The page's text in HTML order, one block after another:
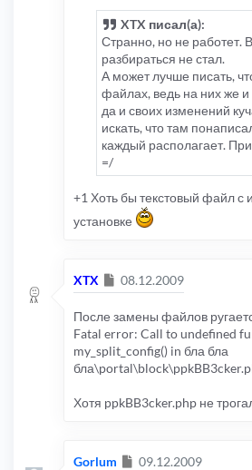
XTX писал(а):
Странно, но не работет.
разбираться не стал.
А может лучше писать,
файлах, ведь на них же
да и своих изменений
искать, что там
каждый располагает.
=/
+1 Хоть бы текстовый файл с
установке
XTX Сообщение
08.12.2009
После замены файлов
Fatal error: Call to undefined
my_split_config() in бла бла
Хотя ppkBB3cker.php не
Gorlum Сообщение
09.12.2009